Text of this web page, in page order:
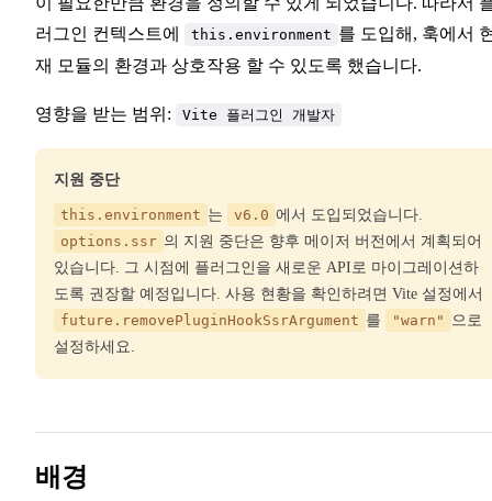
러그인 컨텍스트에
this.environment 를 도입해, 훅에서
재 모듈의 환경과 상호작용 할 수 있도록 했습니다.
영향을 받는 범위: Vite 플러그인 개발자
지원 중단
this.environment 는 v6.0 에서 도입되었습니다.
options.ssr 의 지원 중단은 향후 메이저 버전에서 계획되어
있습니다. 그 시점에 플러그인을 새로운 API로 마이그레이션하
도록 권장할 예정입니다. 사용 현황을 확인하려면 Vite 설정에서
future.removePluginHookSsrArgument 를 "warn" 으로
설정하세요.
배경